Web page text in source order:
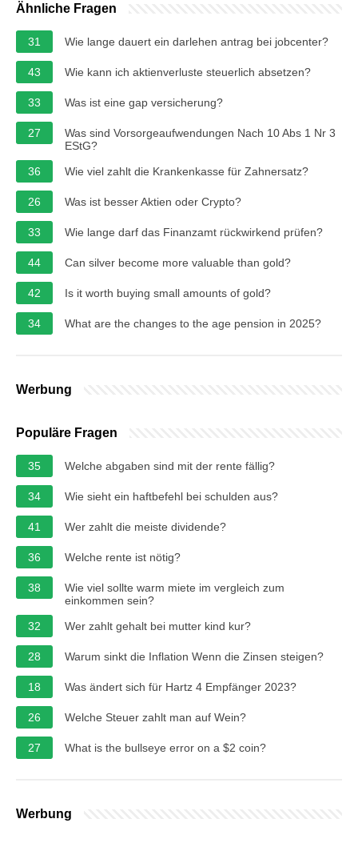
Ähnliche Fragen
31 Wie lange dauert ein darlehen antrag bei jobcenter?
43 Wie kann ich aktienverluste steuerlich absetzen?
33 Was ist eine gap versicherung?
27
Was sind Vorsorgeaufwendungen Nach 10 Abs 1 Nr 3
EStG?
36
Wie viel zahlt die Krankenkasse für Zahnersatz?
26 Was ist besser Aktien oder Crypto?
33 Wie lange darf das Finanzamt rückwirkend prüfen?
44 Can silver become more valuable than gold?
42 Is it worth buying small amounts of gold?
34 What are the changes to the age pension in 2025?
Werbung
Populäre Fragen
35 Welche abgaben sind mit der rente fällig?
34 Wie sieht ein haftbefehl bei schulden aus?
41 Wer zahlt die meiste dividende?
36 Welche rente ist nötig?
38
Wie viel sollte warm miete im vergleich zum
einkommen sein?
32
Wer zahlt gehalt bei mutter kind kur?
28 Warum sinkt die Inflation Wenn die Zinsen steigen?
18 Was ändert sich für Hartz 4 Empfänger 2023?
26 Welche Steuer zahlt man auf Wein?
27 What is the bullseye error on a $2 coin?
Werbung